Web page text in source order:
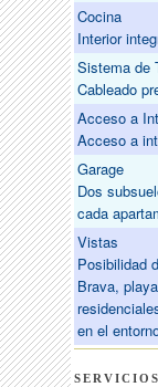
Cocina
Interior
Sistema de
Cableado
Acceso a
Acceso a
Garage
Dos
cada
Vistas
Posibilidad
Brava,
en el